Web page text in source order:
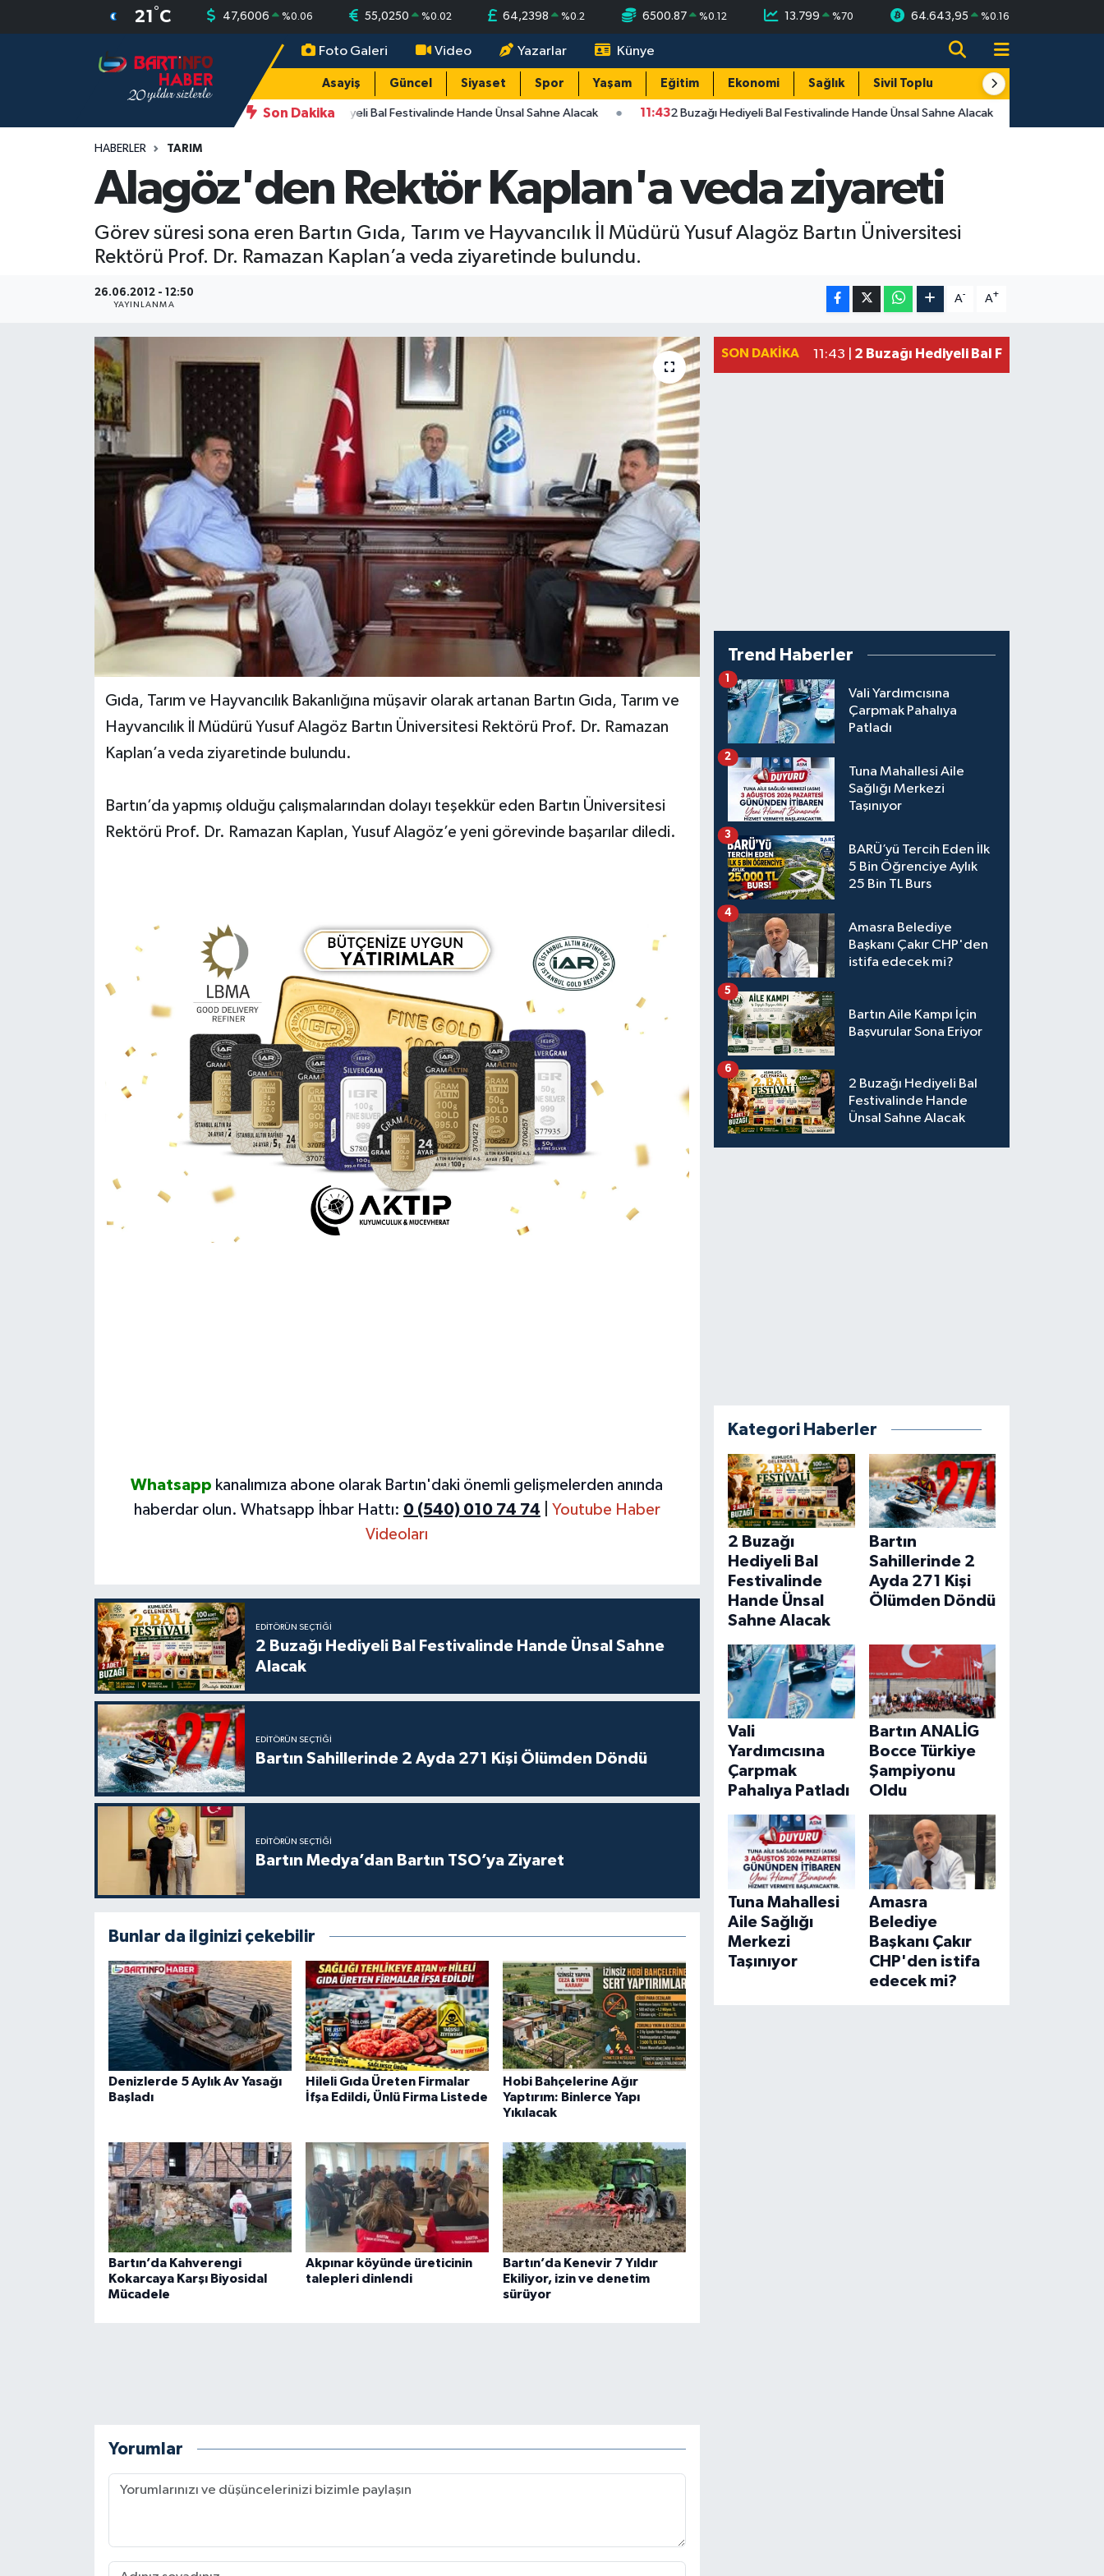
21 °C 47,6006 %0.06 55,0250 %0.02 64,2398 %0.2 6500.87 %0.12 13.799 %70 64.643,95 %0.16
Foto Galeri Video Yazarlar Künye
Asayiş Güncel Siyaset Spor Yaşam Eğitim Ekonomi Sağlık Sivil Toplum Turizm
Son Dakika
11:432 Buzağı Hediyeli Bal Festivalinde Hande Ünsal Sahne Alacak 11:432 Buzağı Hediyeli Bal Festivalinde Hande Ünsal Sahne Alacak
HABERLER TARIM
Alagöz'den Rektör Kaplan'a veda ziyareti
Görev süresi sona eren Bartın Gıda, Tarım ve Hayvancılık İl Müdürü Yusuf Alagöz Bartın Üniversitesi
Rektörü Prof. Dr. Ramazan Kaplan’a veda ziyaretinde bulundu.
26.06.2012 - 12:50
YAYINLANMA
A- A+
Gıda, Tarım ve Hayvancılık Bakanlığına müşavir olarak artanan Bartın Gıda, Tarım ve
Hayvancılık İl Müdürü Yusuf Alagöz Bartın Üniversitesi Rektörü Prof. Dr. Ramazan
Kaplan’a veda ziyaretinde bulundu.
Bartın’da yapmış olduğu çalışmalarından dolayı teşekkür eden Bartın Üniversitesi
Rektörü Prof. Dr. Ramazan Kaplan, Yusuf Alagöz’e yeni görevinde başarılar diledi.
Whatsapp kanalımıza abone olarak Bartın'daki önemli gelişmelerden anında
haberdar olun. Whatsapp İhbar Hattı: 0 (540) 010 74 74
Youtube Haber
Videoları
EDITÖRÜN SEÇTIĞI
2 Buzağı Hediyeli Bal Festivalinde Hande Ünsal Sahne
Alacak
EDITÖRÜN SEÇTIĞI
Bartın Sahillerinde 2 Ayda 271 Kişi Ölümden Döndü
EDITÖRÜN SEÇTIĞI
Bartın Medya’dan Bartın TSO’ya Ziyaret
Bunlar da ilginizi çekebilir
Denizlerde 5 Aylık Av Yasağı
Başladı
Hileli Gıda Üreten Firmalar
İfşa Edildi, Ünlü Firma Listede
Hobi Bahçelerine Ağır
Yaptırım: Binlerce Yapı
Yıkılacak
Bartın’da Kahverengi
Kokarcaya Karşı Biyosidal
Mücadele
Akpınar köyünde üreticinin
talepleri dinlendi
Bartın’da Kenevir 7 Yıldır
Ekiliyor, izin ve denetim
sürüyor
Yorumlar
SON DAKIKA 11:43 | 2 Buzağı Hediyeli Bal Festivalinde
Trend Haberler
Vali Yardımcısına
Çarpmak Pahalıya
Patladı
1
Tuna Mahallesi Aile
Sağlığı Merkezi
Taşınıyor
2
BARÜ’yü Tercih Eden İlk
5 Bin Öğrenciye Aylık
25 Bin TL Burs
3
Amasra Belediye
Başkanı Çakır CHP'den
istifa edecek mi?
4
Bartın Aile Kampı İçin
Başvurular Sona Eriyor
5
2 Buzağı Hediyeli Bal
Festivalinde Hande
Ünsal Sahne Alacak
6
Kategori Haberler
2 Buzağı
Hediyeli Bal
Festivalinde
Hande Ünsal
Sahne Alacak
Bartın
Sahillerinde 2
Ayda 271 Kişi
Ölümden Döndü
Vali
Yardımcısına
Çarpmak
Pahalıya Patladı
Bartın ANALİG
Bocce Türkiye
Şampiyonu
Oldu
Tuna Mahallesi
Aile Sağlığı
Merkezi
Taşınıyor
Amasra
Belediye
Başkanı Çakır
CHP'den istifa
edecek mi?
Bartın Hakkında
Ekonomi
Magazin
Bartın Nöbetçi Eczaneler
Bartın Hava Durumu
Bartin Namaz Vakitleri
Bartın Trafik Yoğunluk Haritası
Süper Lig Puan Durumu ve Fikstür
Haber Arşivi